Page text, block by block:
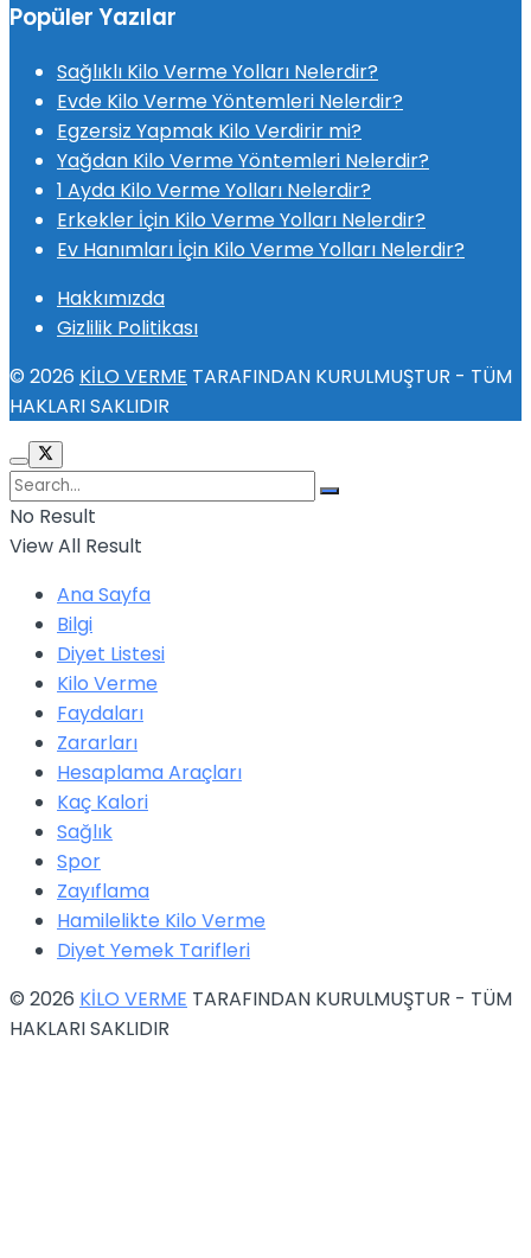
Popüler Yazılar
Sağlıklı Kilo Verme Yolları Nelerdir?
Evde Kilo Verme Yöntemleri Nelerdir?
Egzersiz Yapmak Kilo Verdirir mi?
Yağdan Kilo Verme Yöntemleri Nelerdir?
1 Ayda Kilo Verme Yolları Nelerdir?
Erkekler İçin Kilo Verme Yolları Nelerdir?
Ev Hanımları İçin Kilo Verme Yolları Nelerdir?
Hakkımızda
Gizlilik Politikası
© 2026 KİLO VERME TARAFINDAN KURULMUŞTUR - TÜM
HAKLARI SAKLIDIR
No Result
View All Result
Ana Sayfa
Bilgi
Diyet Listesi
Kilo Verme
Faydaları
Zararları
Hesaplama Araçları
Kaç Kalori
Sağlık
Spor
Zayıflama
Hamilelikte Kilo Verme
Diyet Yemek Tarifleri
© 2026 KİLO VERME TARAFINDAN KURULMUŞTUR - TÜM
HAKLARI SAKLIDIR